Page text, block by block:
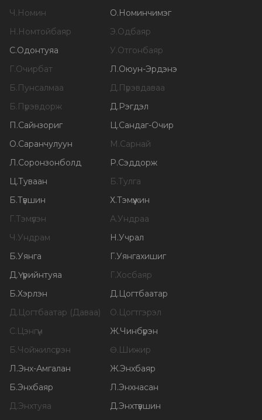
Ч . Номин О. Номинчимэг
Н . Номтойбаяр Э.Одбаяр
С.Одонтуяа У.Отгонбаяр
Г.Очирбат Л .Оюун-Эрдэнэ
Б. Пунсалмаа Д. Пүрэвдаваа
Б. Пүрэвдорж Д. Рэгдэл
П .Сайнзориг Ц.Сандаг-Очир
О.Саранчулуун М .Сарнай
Л .Соронзонболд Р.Сэддорж
Ц.Туваан Б.Тулга
Б.Түвшин Х.Тэмүүжин
Г.Тэмүүлэн А.Ундраа
Ч .Ундрам Н .Учрал
Б.Уянга Г.Уянгахишиг
Д.Үүрийнтуяа Г.Хосбаяр
Б.Хэрлэн Д. Цогтбаатар
Д. Цогтбаатар (Даваа) О. Цогтгэрэл
С. Цэнгүүн Ж.Чинбүрэн
Б.Чойжилсүрэн Ө. Шижир
Л .Энх-Амгалан Ж.Энхбаяр
Б.Энхбаяр Л .Энхнасан
Д.Энхтуяа Д.Энхтүвшин